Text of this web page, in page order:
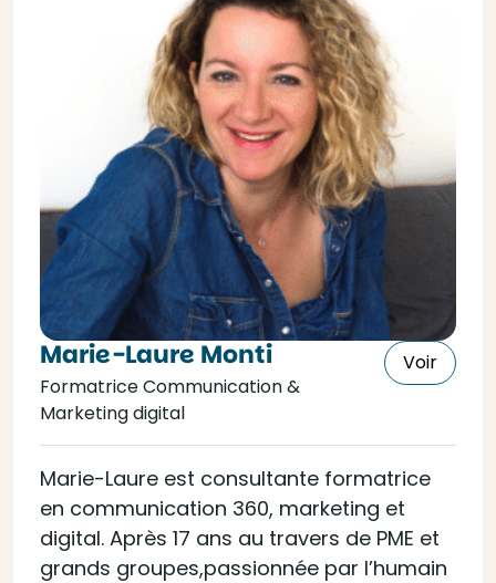
Marie-Laure Monti
Formatrice Communication &
Marketing digital
Voir
Marie-Laure est consultante formatrice
en communication 360, marketing et
digital. Après 17 ans au travers de PME et
grands groupes,passionnée par l’humain